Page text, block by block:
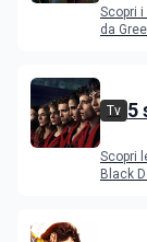
Scopri
da
Tv 5
Scopri
Black